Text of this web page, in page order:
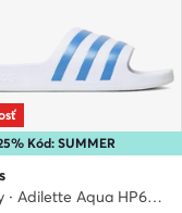
Kód: SUMMER
Šľapky · Adilette Aqua HP6295 · Biela